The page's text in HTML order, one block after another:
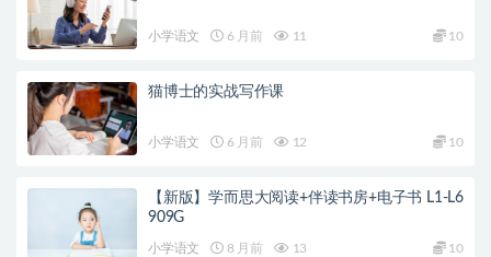
小学语文 6 月前 11 10
猫博士的实战写作课
小学语文 6 月前 12 10
【新版】学而思大阅读+伴读书房+电子书 L1-L6
909G
小学语文 8 月前 13 10